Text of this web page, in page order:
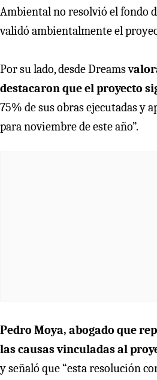
Ambiental no resolvió el fondo
validó ambientalmente el
Por su lado, desde Dreams v
destacaron que el proyecto
75% de sus obras ejecutadas y
para noviembre de este año”.
Pedro Moya, abogado que
las causas vinculadas al
y señaló que “esta resolución